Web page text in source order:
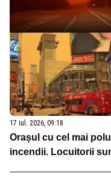
17 iul. 2026, 09:18
Orașul cu cel mai
incendii. Locuitorii